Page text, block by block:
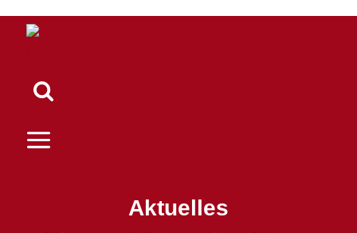
Inhalt
Aktuelles